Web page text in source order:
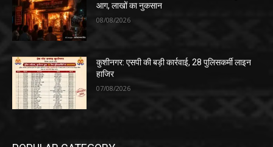
आग, लाखों का नुकसान
08/08/2026
कुशीनगर: एसपी की बड़ी कार्रवाई, 28 पुलिसकर्मी लाइन
हाजिर
07/08/2026